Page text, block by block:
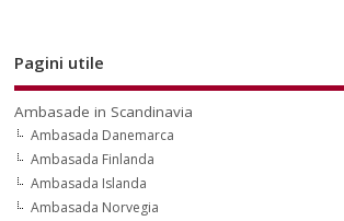
Pagini utile
Ambasade in Scandinavia
Ambasada Danemarca
Ambasada Finlanda
Ambasada Islanda
Ambasada Norvegia